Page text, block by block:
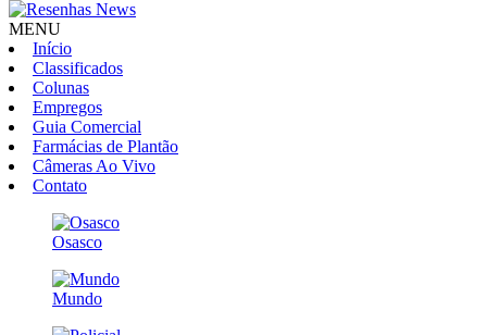
MENU
Início
Classificados
Colunas
Empregos
Guia Comercial
Farmácias de Plantão
Câmeras Ao Vivo
Contato
Osasco
Mundo